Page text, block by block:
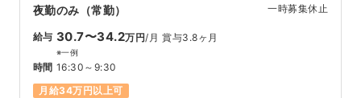
夜勤のみ（常勤） 一時募集休止
給与 30.7〜34.2万円/月 賞与3.8ヶ月
※一例
時間 16:30～9:30
月給34万円以上可